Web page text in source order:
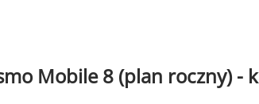
Mobile 8 (plan roczny) -